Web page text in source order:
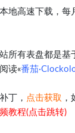
地高速下载，
所有表盘都是
读«番茄
丁， 点击获取
教程(点击跳转)